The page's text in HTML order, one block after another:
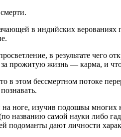
в индийских
в результате чего
прожитую жизнь — карма, и
в этом бессмертном потоке
ноге, изучив подошвы
названию самой науки либо
подоманты дают личности